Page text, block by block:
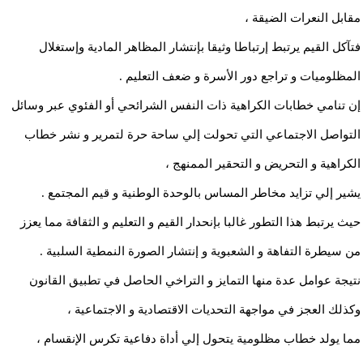
مقابل النعرات الضيقة ،
فتآكل القيم يرتبط إرتباطا وثيقا بإنتشار المظاهر المادية وإستغلال
المظلوميات و تراجع دور الأسرة و ضعف التعليم .
إن تنامي خطابات الكراهية ذات النفس الشرائحي أو الفئوي عبر وسائل
التواصل الاجتماعي التي تحولت إلي ساحة حرة لتمرير و نشر خطاب
الكراهية و التحريض و التحقير الممنهج ،
يشير إلي تزايد مخاطر المساس بالوحدة الوطنية و قيم المجتمع .
حيث يرتبط هذا التطور غالبا بإنحدار القيم و التعليم و الثقافة مما يعزز
من سيطرة التفاهة و الشعبوية و إنتشار الصورة النمطية السلبية .
نتيجة عوامل عدة منها التمايز و التراخي الحاصل في تطبيق القانون
وكذلك العجز في مواجهة التحديات الاقتصادية و الاجتماعية ،
مما يولد خطاب مظلومية يتحول إلي أداة دفاعية تكرس الإنقسام ،